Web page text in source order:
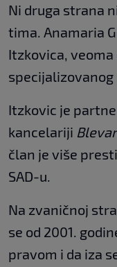
Ni druga strana
tima. Anamaria
Itzkovica,
specijalizovanog
Itzkovic je
kancelariji
član je više
SAD-u.
Na zvaničnoj
se od 2001.
pravom i da iza